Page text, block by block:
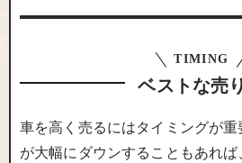
TIMING
ベストな売
車を高く売るにはタイミングが
が大幅にダウンすることもあれ